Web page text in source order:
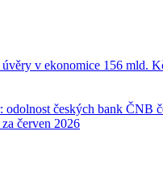
v ekonomice 156 mld.
odolnost českých bank ČNB
červen 2026